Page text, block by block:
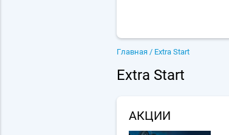
Главная / Extra Start
Extra Start
АКЦИИ